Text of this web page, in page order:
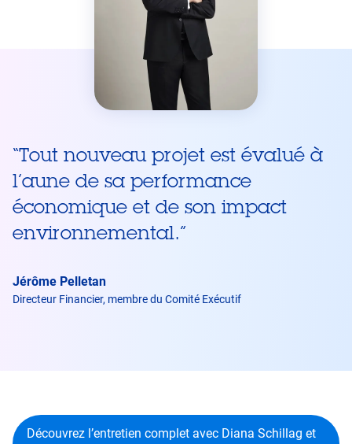
“Tout nouveau projet est évalué à
l’aune de sa performance
économique et de son impact
environnemental.”
Jérôme Pelletan
Directeur Financier, membre du Comité Exécutif
Découvrez l’entretien complet avec Diana Schillag et